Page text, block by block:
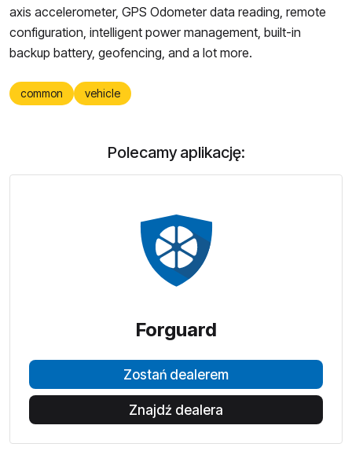
axis accelerometer, GPS Odometer data reading, remote
configuration, intelligent power management, built-in
backup battery, geofencing, and a lot more.
common vehicle
Polecamy aplikację:
Forguard
Zostań dealerem
Znajdź dealera